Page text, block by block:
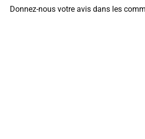
Donnez-nous votre avis dans les